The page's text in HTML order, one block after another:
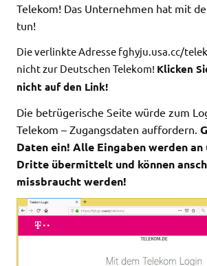
Telekom! Das Unternehmen hat mit
tun!
Die verlinkte Adresse fghyju.usa.cc/
nichtzur Deutschen Telekom! Klicken
nicht auf den Link!
Die betrügerische Seite würde zum
Telekom – Zugangsdaten auffordern.
Daten ein! Alle Eingaben werden an
Dritte übermittelt und können
missbraucht werden!